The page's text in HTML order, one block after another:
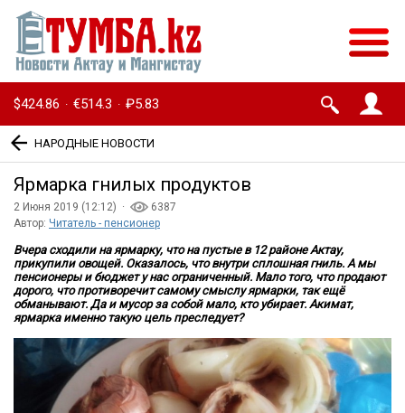
$424.86 · €514.3 · ₽5.83
НАРОДНЫЕ НОВОСТИ
Ярмарка гнилых продуктов
2 Июня 2019 (12:12) ·
6387
Автор: Читатель - пенсионер
Вчера сходили на ярмарку, что на пустые в 12 районе Актау,
прикупили овощей. Оказалось, что внутри сплошная гниль. А мы
пенсионеры и бюджет у нас ограниченный. Мало того, что продают
дорого, что противоречит самому смыслу ярмарки, так ещё
обманывают. Да и мусор за собой мало, кто убирает. Акимат,
ярмарка именно такую цель преследует?